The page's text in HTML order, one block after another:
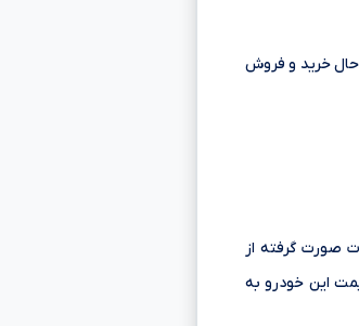
بازار خودرو ایران در حال خرید و فروش
صورت گرفته از
این خودرو به